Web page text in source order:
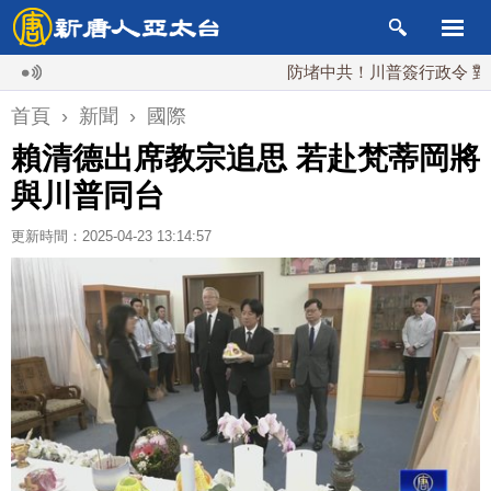
防堵中共！川普簽行政令 對多晶
首頁 › 新聞 › 國際
賴清德出席教宗追思 若赴梵蒂岡將
與川普同台
更新時間：2025-04-23 13:14:57